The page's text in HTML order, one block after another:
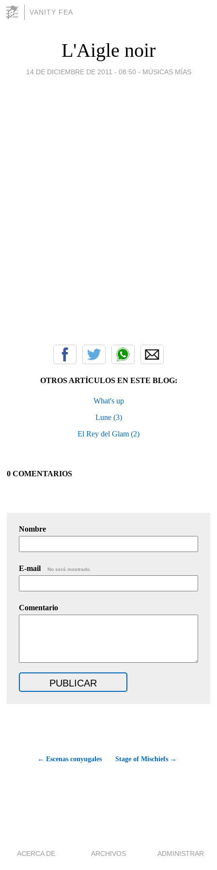
VANITY FEA
L'Aigle noir
14 DE DICIEMBRE DE 2011 - 08:50 - MÚSICAS MÍAS
OTROS ARTÍCULOS EN ESTE BLOG:
What's up
Lune (3)
El Rey del Glam (2)
0 COMENTARIOS
Nombre
E-mail No será mostrado.
Comentario
← Escenas conyugales Stage of Mischiefs →
ACERCA DE ARCHIVOS ADMINISTRAR